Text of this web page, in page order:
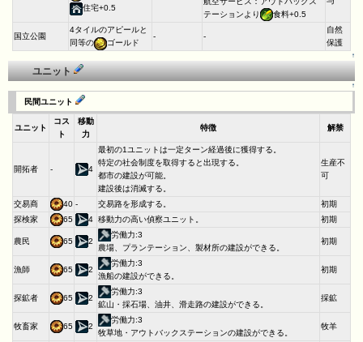
住宅+0.5
テーションより
食料+0.5
国立公園
4タイルのアピールと
同等の
ゴールド
- -
自然
保護
↑
ユニット
↑
民間ユニット
ユニット
コス
ト
移動
力
特徴 解禁
開拓者 - 4
最初の1ユニットは一定ターン経過後に獲得する。
特定の社会制度を取得すると出現する。
都市の建設が可能。
建設後は消滅する。
生産不
可
交易商 40 - 交易路を形成する。
初期
探検家
65 4 移動力の高い偵察ユニット。 初期
農民 65 2
労働力:3
農場、プランテーション、製材所の建設ができる。
初期
漁師 65 2
労働力:3
漁船の建設ができる。
初期
探鉱者 65 2
労働力:3
鉱山・採石場、油井、滑走路の建設ができる。
採鉱
牧畜家 65 2
労働力:3
牧草地・アウトバックステーションの建設ができる。
牧羊